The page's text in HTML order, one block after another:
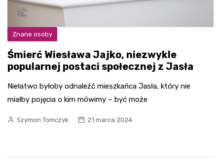
Znane osoby
Śmierć Wiesława Jajko, niezwykle
popularnej postaci społecznej z Jasła
Niełatwo byłoby odnaleźć mieszkańca Jasła, który nie
miałby pojęcia o kim mówimy – być może
Szymon Tomczyk 21 marca 2024